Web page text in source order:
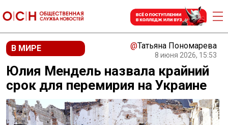
В МИРЕ @Татьяна Пономарева
8 июня 2026, 15:53
Юлия Мендель назвала крайний
срок для перемирия на Украине